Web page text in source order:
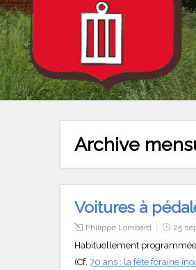
Archive
Voitures à
Philippe Lombard 25
Habituellement programmée
(Cf. 70 ans : la fête foraine